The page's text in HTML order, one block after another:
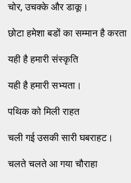
चोर, उचक्के और डाकू।
छोटा हमेशा बडों का सम्मान है करता
यही है हमारी संस्कृति
यही है हमारी सभ्यता।
पथिक को मिली राहत
चली गई उसकी सारी घबराहट।
चलते चलते आ गया चौराहा